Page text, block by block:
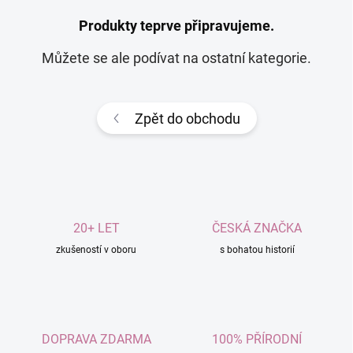
Produkty teprve připravujeme.
Můžete se ale podívat na ostatní kategorie.
Zpět do obchodu
20+ LET
zkušeností v oboru
ČESKÁ ZNAČKA
s bohatou historií
DOPRAVA ZDARMA 100% PŘÍRODNÍ